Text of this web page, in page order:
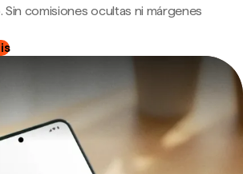
Sin comisiones ocultas ni márgenes